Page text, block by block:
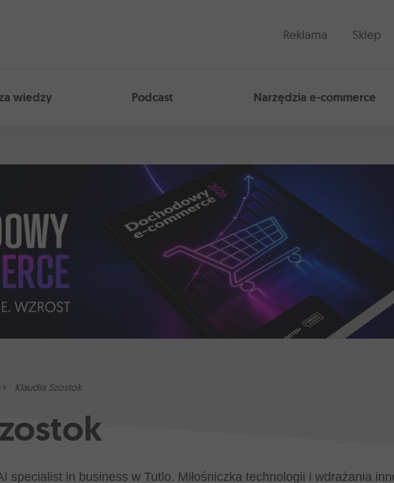
w praktyce. Rzetelne źródło wiedzy o e-handlu
Reklama Sklep
wiedzy Podcast Narzędzia e-commerce
Klaudia Szostok
specialist in business w Tutlo. Miłośniczka technologii i wdrażania